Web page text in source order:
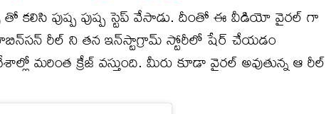
కలిసి పుష్ప పుష్ప స్టెప్ వేసాడు. దీంతో ఈ వీడియో వైరల్ గా
రీల్ ని తన ఇన్‌స్టాగ్రామ్ స్టోరీలో షేర్ చేయడం
మరింత క్రేజ్ వస్తుంది. మీరు కూడా వైరల్ అవుతున్న ఆ రీల్